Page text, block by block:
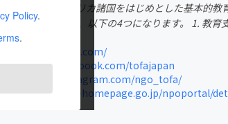
ジェット
ゲーム・サービス開発
チャレンジ
活性化
Policy.
.
私たちはアフリカ諸国をはじめとした基本的
す。 活動軸は、以下の4つになります。 1. 教育
tofajapan.com/
www.facebook.com/tofajapan
www.instagram.com/ngo_tofa/
www.npo-homepage.go.jp/npoportal/